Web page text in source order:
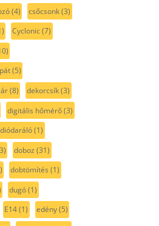
(4) csőcsonk(3)
Cyclonic(7)
(5)
(8) dekorcsík(3)
digitális hőmérő(3)
diódaráló(1)
doboz (31)
dobtömítés (1)
dugó(1)
E14(1) edény(5)